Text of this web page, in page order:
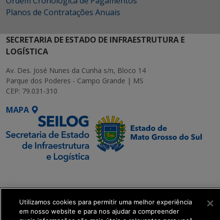
Planos de Contratações Anuais
SECRETARIA DE ESTADO DE INFRAESTRUTURA E
LOGÍSTICA
Av. Des. José Nunes da Cunha s/n, Bloco 14
Parque dos Poderes - Campo Grande | MS
CEP: 79.031-310
MAPA
Executiva de
Transformação Digital
Utilizamos cookies para permitir uma melhor experiência
em nosso website e para nos ajudar a compreender